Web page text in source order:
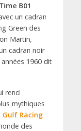
B01
un cadran
Green des
Martin,
cadran noir
1960 dit
rend
mythiques
Gulf Racing
des